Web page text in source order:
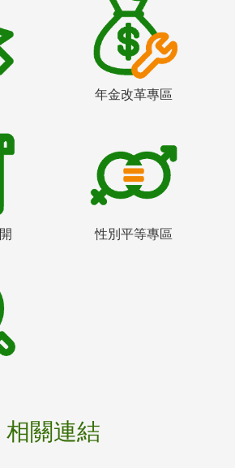
年金改革專區
性別平等專區
相關連結